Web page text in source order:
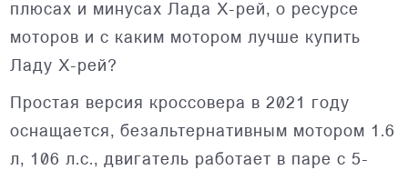
плюсах и минусах Лада Х-рей, о ресурсе
моторов и с каким мотором лучше купить
Ладу Х-рей?
Простая версия кроссовера в 2021 году
оснащается, безальтернативным мотором 1.6
л, 106 л.с., двигатель работает в паре с 5-